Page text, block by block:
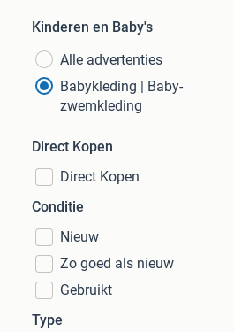
Kinderen en Baby's
Alle advertenties
Babykleding | Baby-
zwemkleding
Direct Kopen
Direct Kopen
Conditie
Nieuw
Zo goed als nieuw
Gebruikt
Type